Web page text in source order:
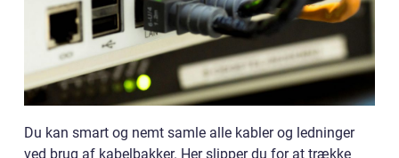
Du kan smart og nemt samle alle kabler og ledninger
ved brug af kabelbakker. Her slipper du for at trække